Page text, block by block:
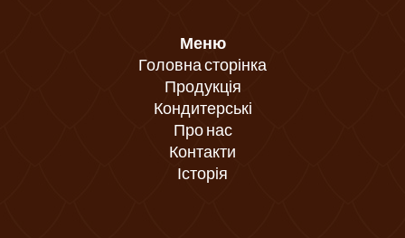
Меню
Головна сторінка
Продукція
Кондитерські
Про нас
Контакти
Історія